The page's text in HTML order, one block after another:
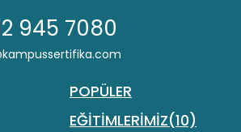
945 7080
POPÜLER
EĞİTİMLERİMİZ(10)